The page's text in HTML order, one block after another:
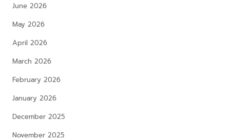
June 2026
May 2026
April 2026
March 2026
February 2026
January 2026
December 2025
November 2025